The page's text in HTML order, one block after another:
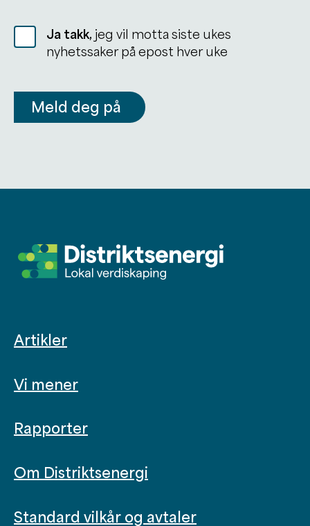
Ja takk, jeg vil motta siste ukes
nyhetssaker på epost hver uke
Meld deg på
Artikler
Vi mener
Rapporter
Om Distriktsenergi
Standard vilkår og avtaler